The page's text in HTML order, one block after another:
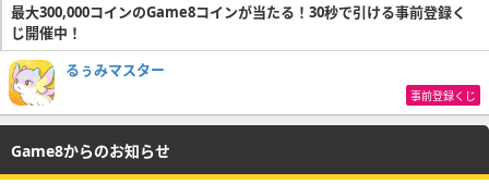
最大300,000コインのGame8コインが当たる！30秒で引ける事前登録く
じ開催中！
るぅみマスター
事前登録くじ
Game8からのお知らせ